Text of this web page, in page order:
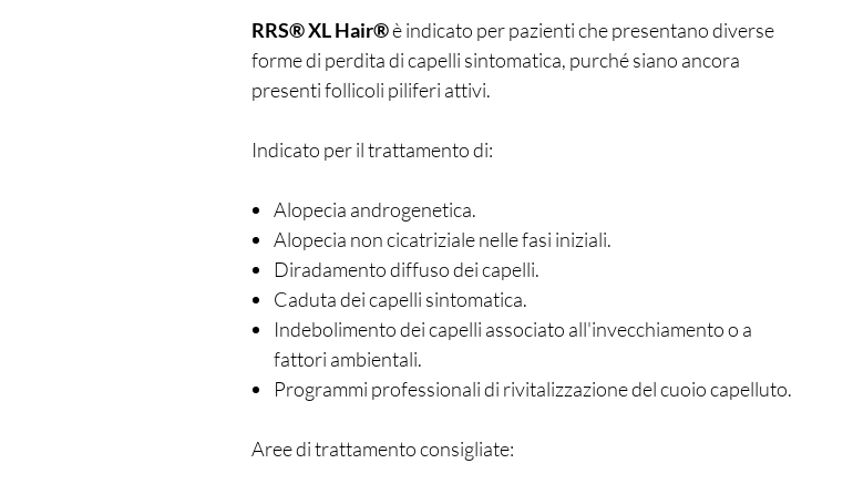
RRS® XL Hair®è indicato per pazienti che presentano diverse
forme di perdita di capelli sintomatica, purché siano ancora
presenti follicoli piliferi attivi.
Indicato per il trattamento di:
Alopecia androgenetica.
Alopecia non cicatriziale nelle fasi iniziali.
Diradamento diffuso dei capelli.
Caduta dei capelli sintomatica.
Indebolimento dei capelli associato all'invecchiamento o a
fattori ambientali.
Programmi professionali di rivitalizzazione del cuoio capelluto.
Aree di trattamento consigliate: